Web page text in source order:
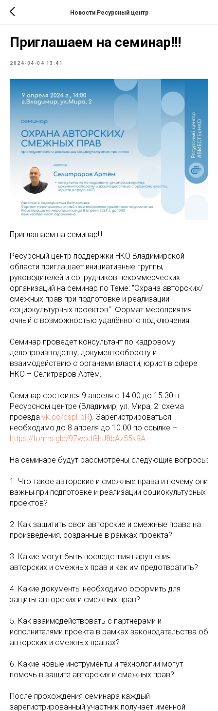
Новости Ресурсный центр
Приглашаем на семинар!!!
2024-04-04 13:41
Приглашаем на семинар!!!
Ресурсный центр поддержки НКО Владимирской
области приглашает инициативные группы,
руководителей и сотрудников некоммерческих
организаций на семинар по Теме: "Охрана авторских/
смежных прав при подготовке и реализации
социокультурных проектов". Формат мероприятия
очный с возможностью удалённого подключения.
Семинар проведет консультант по кадровому
делопроизводству, документообороту и
взаимодействию с органами власти, юрист в сфере
НКО – Селитраров Артём.
Семинар состоится 9 апреля с 14.00 до 15.30 в
Ресурсном центре (Владимир, ул. Мира, 2: схема
проезда vk.cc/cspFpR). Зарегистрироваться
необходимо до 8 апреля до 10.00 по ссылке –
https://forms.gle/97woJGhJ8bAz55k9A
На семинаре будут рассмотрены следующие вопросы:
1. Что такое авторские и смежные права и почему они
важны при подготовке и реализации социокультурных
проектов?
2. Как защитить свои авторские и смежные права на
произведения, созданные в рамках проекта?
3. Какие могут быть последствия нарушения
авторских и смежных прав и как им предотвратить?
4. Какие документы необходимо оформить для
защиты авторских и смежных прав?
5. Как взаимодействовать с партнерами и
исполнителями проекта в рамках законодательства об
авторских и смежных правах?
6. Какие новые инструменты и технологии могут
помочь в защите авторских и смежных прав?
После прохождения семинара каждый
зарегистрированный участник получает именной